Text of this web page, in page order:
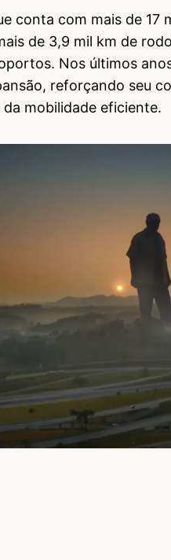
conta com mais de 17
de 3,9 mil km de
Nos últimos
reforçando seu
mobilidade eficiente.